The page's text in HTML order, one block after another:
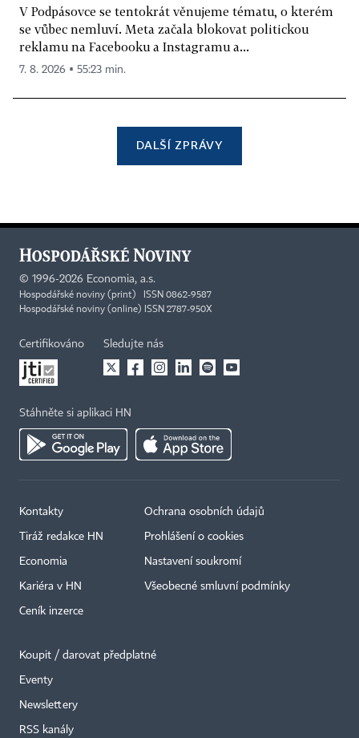
V Podpásovce se tentokrát věnujeme tématu, o kterém
se vůbec nemluví. Meta začala blokovat politickou
reklamu na Facebooku a Instagramu a...
7. 8. 2026 ▪ 55:23 min.
DALŠÍ ZPRÁVY
© 1996-2026 Economia, a.s.
Hospodářské noviny (print) ISSN 0862-9587
Hospodářské noviny (online) ISSN 2787-950X
Certifikováno Sledujte nás
Stáhněte si aplikaci HN
Kontakty
Tiráž redakce HN
Economia
Kariéra v HN
Ceník inzerce
Ochrana osobních údajů
Prohlášení o cookies
Nastavení soukromí
Všeobecné smluvní podmínky
Koupit / darovat předplatné
Eventy
Newslettery
RSS kanály